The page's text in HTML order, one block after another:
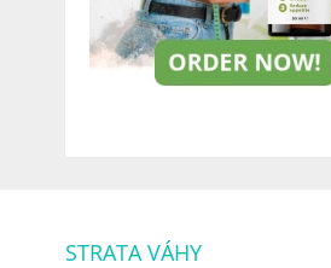
STRATA VÁHY